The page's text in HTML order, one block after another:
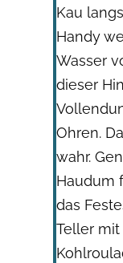
Kau
Handy
Wasser
dieser
Ohren.
wahr.
Haudum
das
Teller